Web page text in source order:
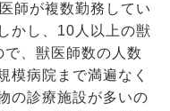
師が複数勤務してい
かし、10人以上の獣
、獣医師数の人数
模病院まで満遍なく
の診療施設が多いの